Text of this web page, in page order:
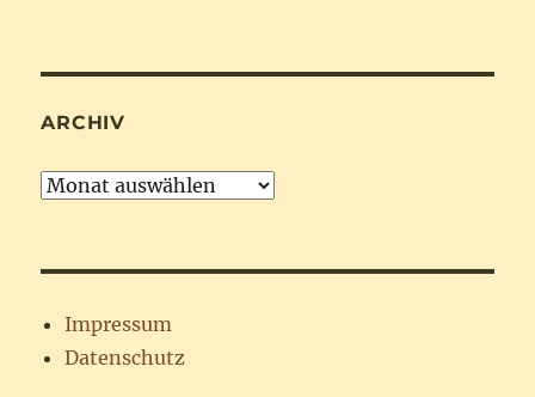
ARCHIV
Archiv
Impressum
Datenschutz